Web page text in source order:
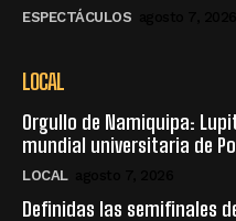
ESPECTÁCULOS
LOCAL
Orgullo de Namiquipa:
mundial universitaria de
LOCAL
Definidas las semifinales